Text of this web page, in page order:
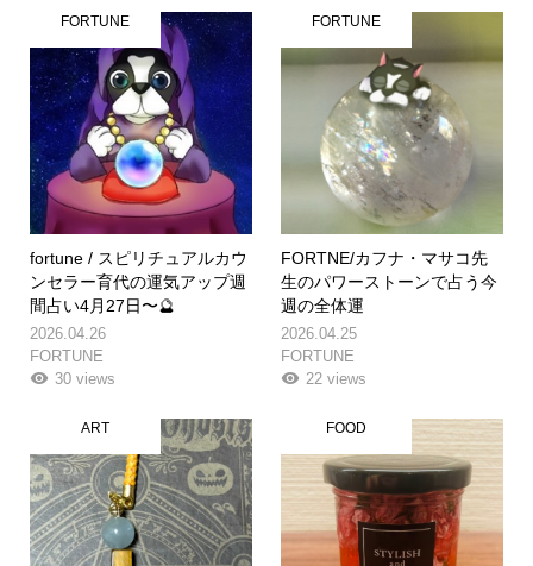
FORTUNE
fortune / スピリチュアルカウ
ンセラー育代の運気アップ週
間占い4月27日〜🔮
2026.04.26
FORTUNE
30 views
FORTUNE
FORTNE/カフナ・マサコ先
生のパワーストーンで占う今
週の全体運
2026.04.25
FORTUNE
22 views
ART FOOD